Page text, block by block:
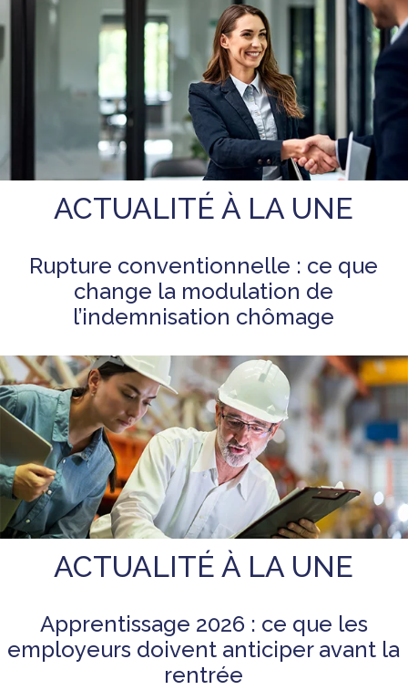
ACTUALITÉ À LA UNE
Rupture conventionnelle : ce que
change la modulation de
l’indemnisation chômage
ACTUALITÉ À LA UNE
Apprentissage 2026 : ce que les
employeurs doivent anticiper avant la
rentrée